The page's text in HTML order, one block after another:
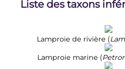
Liste des taxons
Lamproie de rivière (
Lamproie marine (